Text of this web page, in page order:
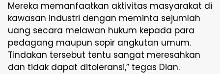
Mereka memanfaatkan aktivitas masyarakat di
kawasan industri dengan meminta sejumlah
uang secara melawan hukum kepada para
pedagang maupun sopir angkutan umum.
Tindakan tersebut tentu sangat meresahkan
dan tidak dapat ditoleransi,” tegas Dian.